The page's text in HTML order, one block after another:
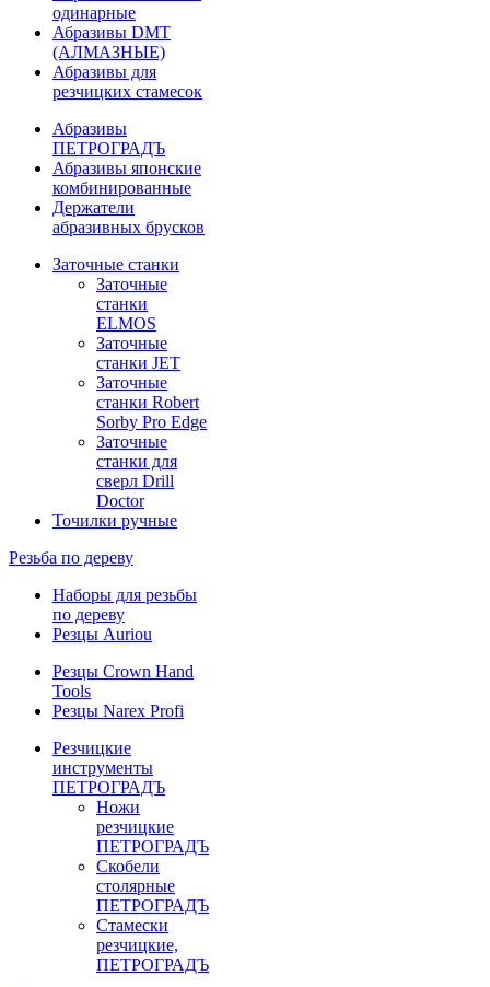
одинарные
Абразивы DMT
(АЛМАЗНЫЕ)
Абразивы для
резчицких стамесок
Абразивы
ПЕТРОГРАДЪ
Абразивы японские
комбинированные
Держатели
абразивных брусков
Заточные станки
Заточные
станки
ELMOS
Заточные
станки JET
Заточные
станки Robert
Sorby Pro Edge
Заточные
станки для
сверл Drill
Doctor
Точилки ручные
Резьба по дереву
Наборы для резьбы
по дереву
Резцы Auriou
Резцы Crown Hand
Tools
Резцы Narex Profi
Резчицкие
инструменты
ПЕТРОГРАДЪ
Ножи
резчицкие
ПЕТРОГРАДЪ
Скобели
столярные
ПЕТРОГРАДЪ
Стамески
резчицкие,
ПЕТРОГРАДЪ